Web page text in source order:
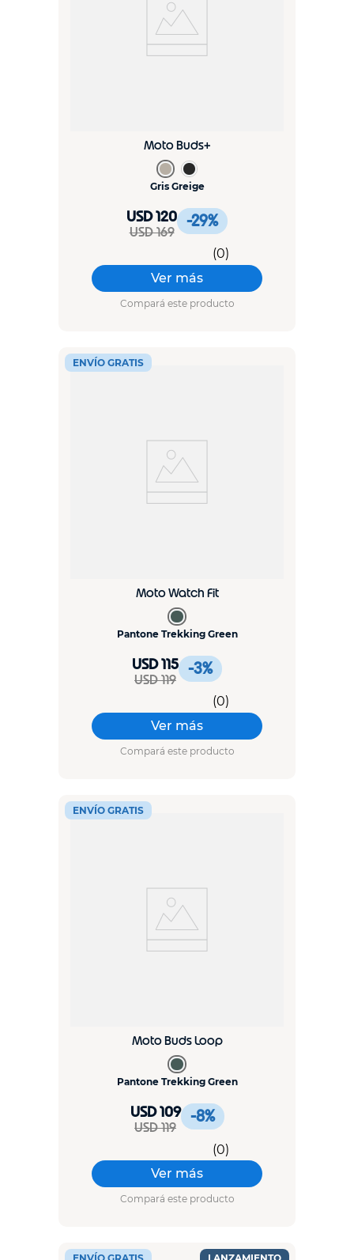
Moto Buds+
Gris Greige
-29%
USD 120
USD 169
(0)
Ver más
Compará este producto
Moto Watch Fit
Pantone Trekking Green
-3%
USD 115
USD 119
(0)
Ver más
Compará este producto
ENVÍO GRATIS
Moto Buds Loop
Pantone Trekking Green
-8%
USD 109
USD 119
(0)
Ver más
Compará este producto
ENVÍO GRATIS